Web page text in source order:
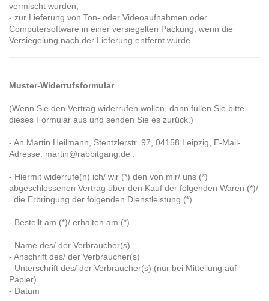
vermischt wurden;
- zur Lieferung von Ton- oder Videoaufnahmen oder
Computersoftware in einer versiegelten Packung, wenn die
Versiegelung nach der Lieferung entfernt wurde.
Muster-Widerrufsformular
(Wenn Sie den Vertrag widerrufen wollen, dann füllen Sie bitte
dieses Formular aus und senden Sie es zurück.)
- An Martin Heilmann, Stentzlerstr. 97, 04158 Leipzig
E-Mail-
Adresse: martin@rabbitgang.de :
- Hiermit widerrufe(n) ich/ wir (*) den von mir/ uns (*)
abgeschlossenen Vertrag über den Kauf der folgenden Waren (*)/
die Erbringung der folgenden Dienstleistung (*)
- Bestellt am (*)/ erhalten am (*)
- Name des/ der Verbraucher(s)
- Anschrift des/ der Verbraucher(s)
- Unterschrift des/ der Verbraucher(s) (nur bei Mitteilung auf
Papier)
- Datum